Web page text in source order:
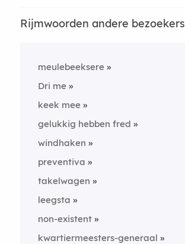
Rijmwoorden andere bezoekers
meulebeeksere
Dri me
keek mee
gelukkig hebben fred
windhaken
preventiva
takelwagen
leegsta
non-existent
kwartiermeesters-generaal